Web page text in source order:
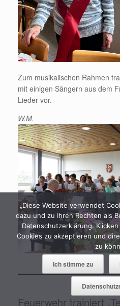
Zum musikalischen Rahmen
mit einigen Sängern aus dem
Lieder vor.
W.M.
Feuerwehr trainiert
„Diese Website verwendet
dazu und zu Ihren Rechten als
Datenschutzerklärung. Klicken
Cookies zu akzeptieren und
zu
Ich stimme zu